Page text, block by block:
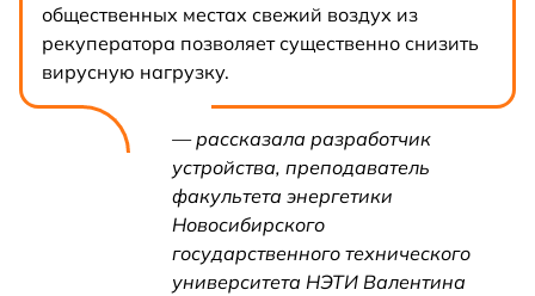
общественных местах свежий воздух из
рекуператора позволяет существенно снизить
вирусную нагрузку.
— рассказала разработчик
устройства, преподаватель
факультета энергетики
Новосибирского
государственного технического
университета НЭТИ Валентина